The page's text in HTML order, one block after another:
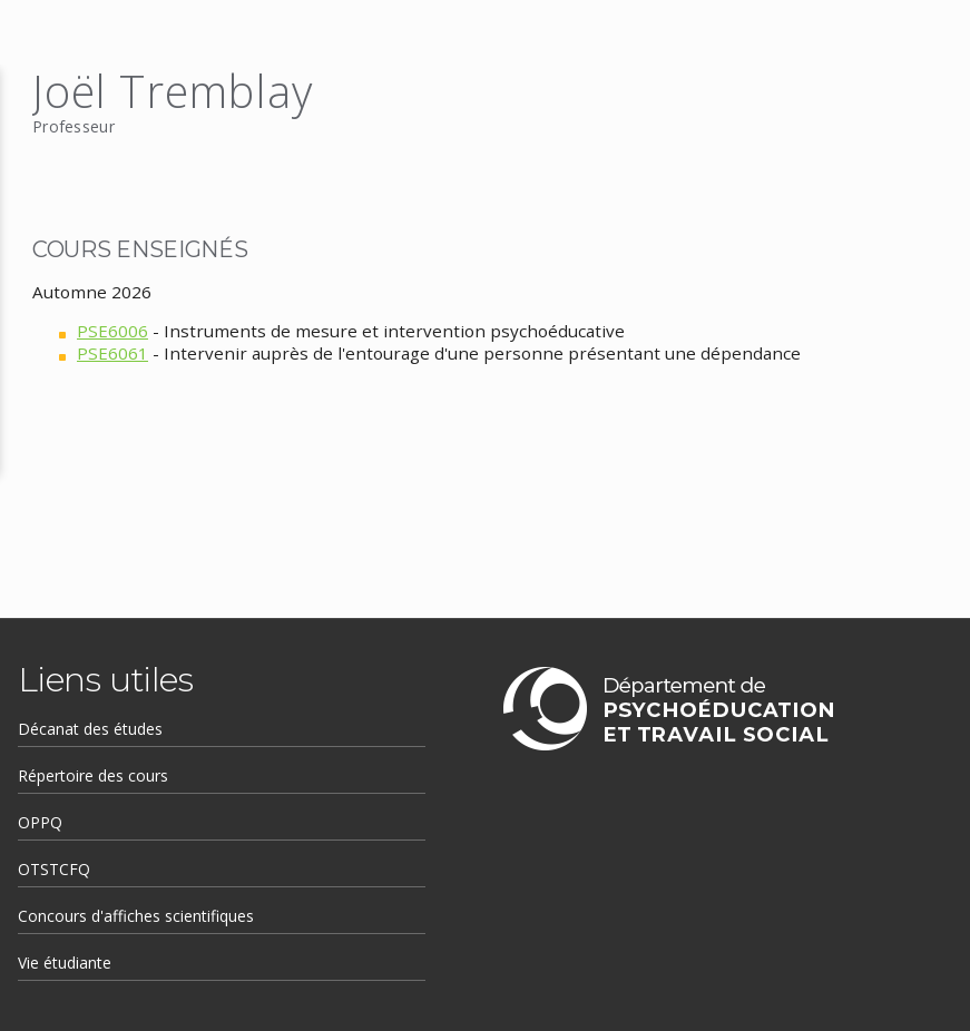
Joël Tremblay
Professeur
COURS ENSEIGNÉS
Automne 2026
PSE6006 - Instruments de mesure et intervention psychoéducative
PSE6061 - Intervenir auprès de l'entourage d'une personne présentant une dépendance
Liens utiles
Décanat des études
Répertoire des cours
OPPQ
OTSTCFQ
Concours d'affiches scientifiques
Vie étudiante